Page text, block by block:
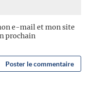
e-mail et mon site
prochain